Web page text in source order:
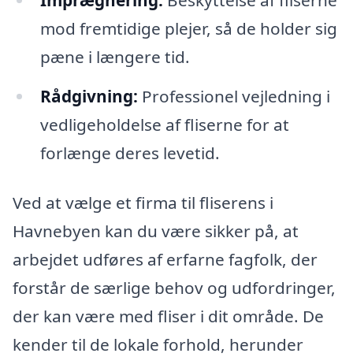
mod fremtidige plejer, så de holder sig
pæne i længere tid.
Rådgivning: Professionel vejledning i
vedligeholdelse af fliserne for at
forlænge deres levetid.
Ved at vælge et firma til fliserens i
Havnebyen kan du være sikker på, at
arbejdet udføres af erfarne fagfolk, der
forstår de særlige behov og udfordringer,
der kan være med fliser i dit område. De
kender til de lokale forhold, herunder